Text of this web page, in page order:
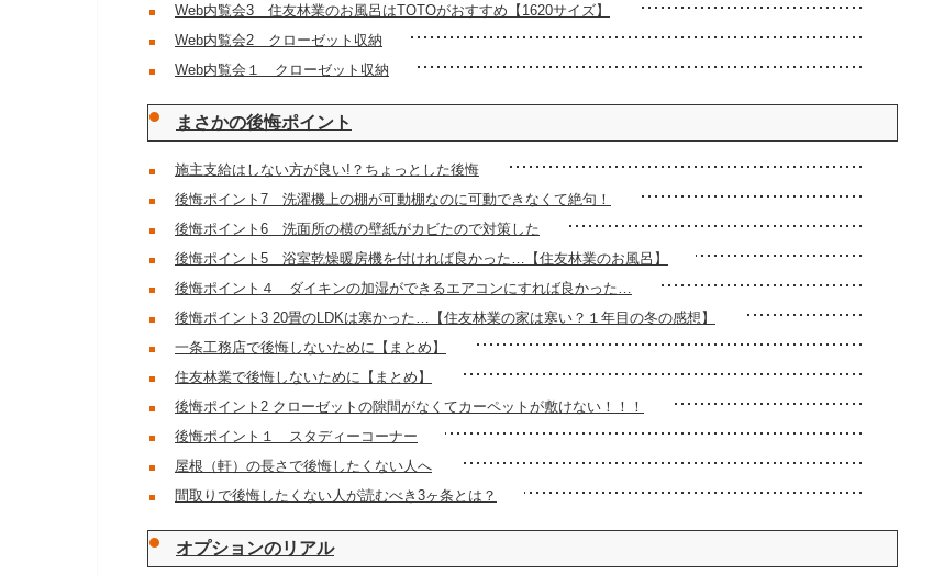
Web内覧会3 住友林業のお風呂はTOTOがおすすめ【1620サイズ】
Web内覧会2 クローゼット収納
Web内覧会１ クローゼット収納
まさかの後悔ポイント
施主支給はしない方が良い!？ちょっとした後悔
後悔ポイント7 洗濯機上の棚が可動棚なのに可動できなくて絶句！
後悔ポイント6 洗面所の横の壁紙がカビたので対策した
後悔ポイント5 浴室乾燥暖房機を付ければ良かった…【住友林業のお風呂】
後悔ポイント４ ダイキンの加湿ができるエアコンにすれば良かった…
後悔ポイント3 20畳のLDKは寒かった…【住友林業の家は寒い？１年目の冬の感想】
一条工務店で後悔しないために【まとめ】
住友林業で後悔しないために【まとめ】
後悔ポイント2 クローゼットの隙間がなくてカーペットが敷けない！！！
後悔ポイント１ スタディーコーナー
屋根（軒）の長さで後悔したくない人へ
間取りで後悔したくない人が読むべき3ヶ条とは？
オプションのリアル